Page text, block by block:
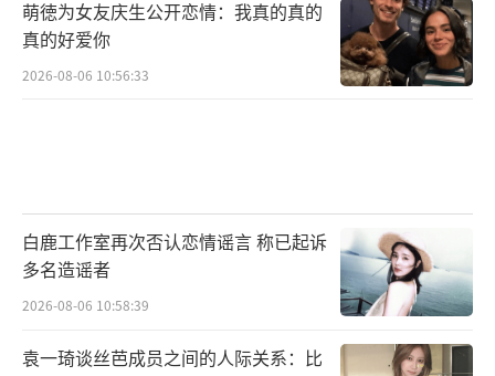
萌徳为女友庆生公开恋情：我真的真的
真的好爱你
2026-08-06 10:56:33
白鹿工作室再次否认恋情谣言 称已起诉
多名造谣者
2026-08-06 10:58:39
袁一琦谈丝芭成员之间的人际关系：比